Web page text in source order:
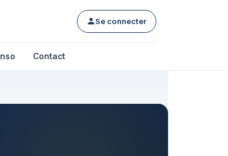
Se connecter
Contact